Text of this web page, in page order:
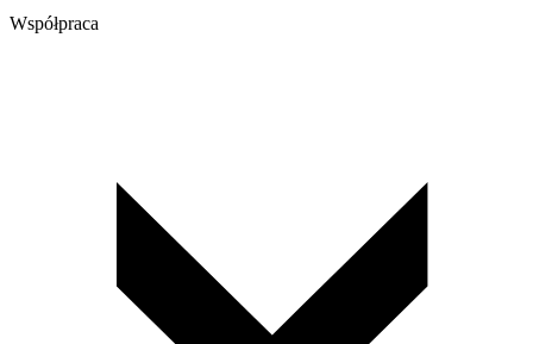
Współpraca